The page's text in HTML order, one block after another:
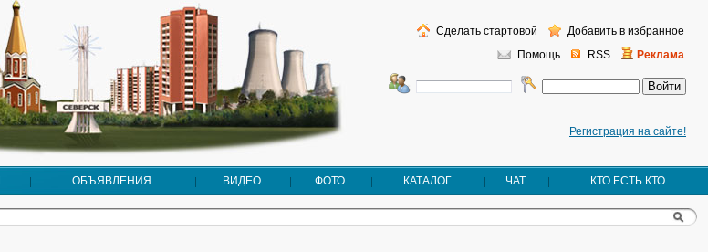
Регистрация на сайте!
Помощь RSS Реклама
Сделать стартовой Добавить в избранное
ОБЪЯВЛЕНИЯ ВИДЕО ФОТО КАТАЛОГ ЧАТ КТО ЕСТЬ КТО